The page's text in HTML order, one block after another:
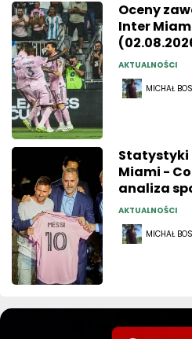
Oceny
Inter
AKTUALNOŚCI
MICHAŁ
Statystyki
Miami -
analiza
AKTUALNOŚCI
MICHAŁ